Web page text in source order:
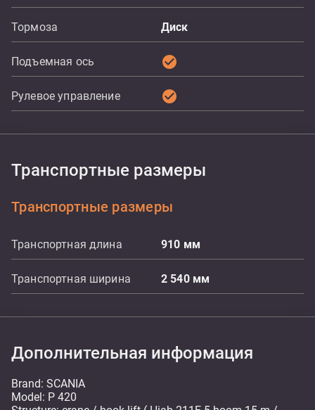
Тормоза Диск
Подъемная ось check_circle
Рулевое управление check_circle
Транспортные размеры
Транспортные размеры
Транспортная длина 910 мм
Транспортная ширина 2 540 мм
Дополнительная информация
Brand: SCANIA
Model: P 420